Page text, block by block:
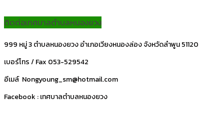
ติดต่อเทศบาลตำบลหนองยวง
999 หมู่ 3 ตำบลหนองยวง อำเภอเวียงหนองล่อง จังหวัดลำพูน 51120
เบอร์โทร / Fax 053-529542
อีเมล์ Nongyoung_sm@hotmail.com
Facebook : เทศบาลตำบลหนองยวง